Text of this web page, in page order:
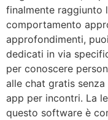
finalmente raggiunto
comportamento
approfondimenti,
dedicati in via
per conoscere
alle chat gratis
app per incontri. La
questo software è